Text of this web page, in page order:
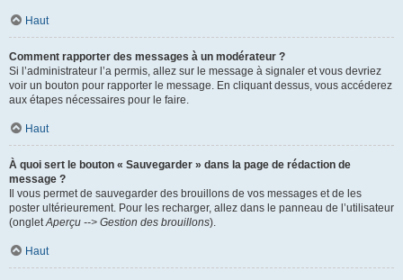
Haut
Comment rapporter des messages à un modérateur ?
Si l’administrateur l’a permis, allez sur le message à signaler et vous devriez
voir un bouton pour rapporter le message. En cliquant dessus, vous accéderez
aux étapes nécessaires pour le faire.
Haut
À quoi sert le bouton « Sauvegarder » dans la page de rédaction de
message ?
Il vous permet de sauvegarder des brouillons de vos messages et de les
poster ultérieurement. Pour les recharger, allez dans le panneau de l’utilisateur
(ongletAperçu --> Gestion des brouillons).
Haut